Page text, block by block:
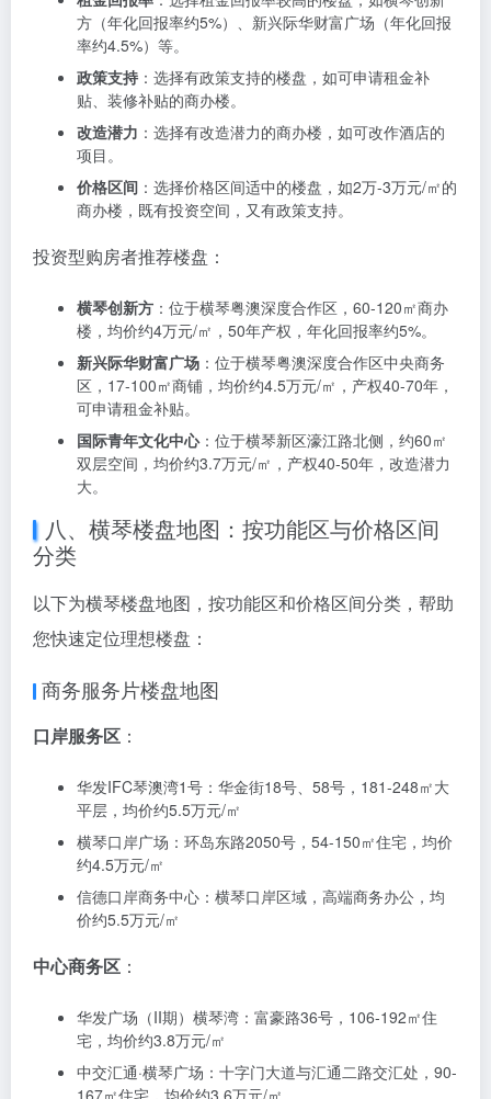
华发广场（II期）横琴湾：位于横琴粤澳深度合作区富豪
路36号，106-192㎡住宅，均价约3.8万元/㎡，30-40年
产权，配套完善。
中汇通·横琴广场：位于十字门大道与汇通二路交汇处，
90-167㎡住宅，均价约3.6万元/㎡，产权30年，交通便
利。
投资型楼盘选择指南
如果您是投资型购房者，建议重点关注以下几个因素：
方（年化回报率约5%）、新兴际华财富广场（年化回报
率约4.5%）等。
政策支持：选择有政策支持的楼盘，如可申请租金补
贴、装修补贴的商办楼。
改造潜力：选择有改造潜力的商办楼，如可改作酒店的
项目。
价格区间 ：选择价格区间适中的楼盘，如2万-3万元/㎡的
商办楼，既有投资空间，又有政策支持。
投资型购房者推荐楼盘：
楼，均价约4万元/㎡，50年产权，年化回报率约5%。
新兴际华财富广场：位于横琴粤澳深度合作区中央商务
可申请租金补贴。
双层空间，均价约3.7万元/㎡，产权40-50年，改造潜力
八、横琴楼盘地图：按功能区与价格区间
以下为横琴楼盘地图，按功能区和价格区间分类，帮助
您快速定位理想楼盘：
商务服务片楼盘地图
口岸服务区：
华发IFC琴澳湾1号：华金街18号、58号，181-248㎡大
平层，均价约5.5万元/㎡